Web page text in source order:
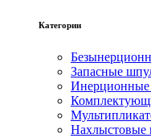
Категории
Запасные
Инерционные
Нахлыстовые